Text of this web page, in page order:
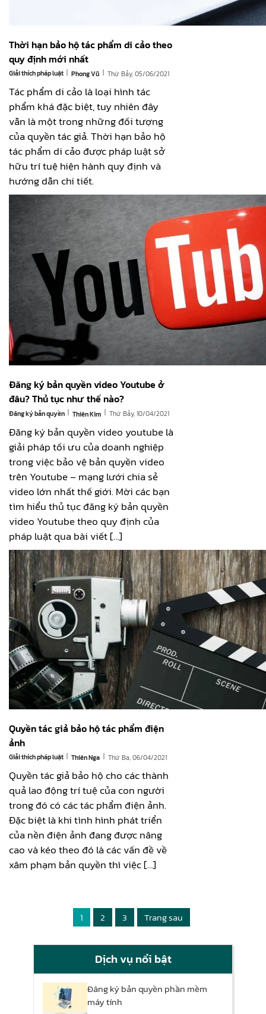
Thời hạn bảo hộ tác phẩm di cảo theo
quy định mới nhất
Giải thích pháp luật | Phong Vũ | Thứ Bảy, 05/06/2021
Tác phẩm di cảo là loại hình tác
phẩm khá đặc biệt, tuy nhiên đây
vẫn là một trong những đối tượng
của quyền tác giả. Thời hạn bảo hộ
tác phẩm di cảo được pháp luật sở
hữu trí tuệ hiện hành quy định và
hướng dẫn chi tiết.
Đăng ký bản quyền video Youtube ở
đâu? Thủ tục như thế nào?
Đăng ký bản quyền | Thiên Kim | Thứ Bảy, 10/04/2021
Đăng ký bản quyền video youtube là
giải pháp tối ưu của doanh nghiệp
trong việc bảo vệ bản quyền video
trên Youtube – mạng lưới chia sẻ
video lớn nhất thế giới. Mời các bạn
tìm hiểu thủ tục đăng ký bản quyền
video Youtube theo quy định của
pháp luật qua bài viết […]
Quyền tác giả bảo hộ tác phẩm điện
ảnh
Giải thích pháp luật | Thiên Nga | Thứ Ba, 06/04/2021
Quyền tác giả bảo hộ cho các thành
quả lao động trí tuệ của con người
trong đó có các tác phẩm điện ảnh.
Đặc biệt là khi tình hình phát triển
của nền điện ảnh đang được nâng
cao và kéo theo đó là các vấn đề về
xâm phạm bản quyền thì việc […]
1 2 3 Trang sau
Dịch vụ nổi bật
Đăng ký bản quyền phần mềm
máy tính